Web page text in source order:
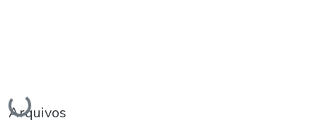
Carregando...
Arquivos